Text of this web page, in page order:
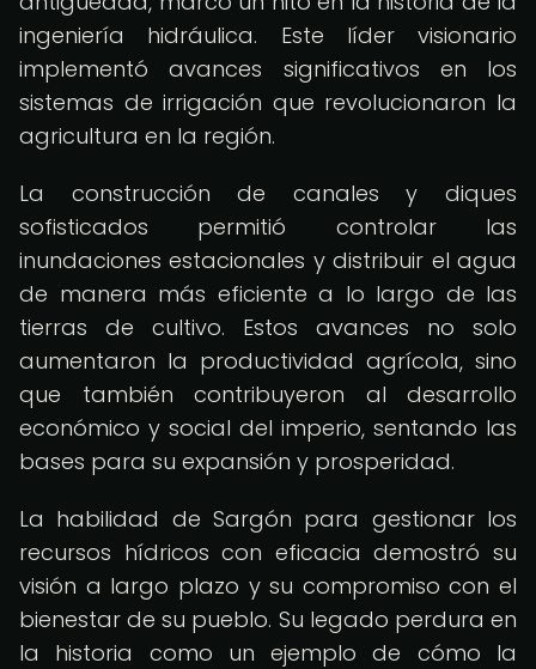
ingeniería hidráulica. Este líder visionario
implementó avances significativos en los
sistemas de irrigación que revolucionaron la
agricultura en la región.
La construcción de canales y diques
sofisticados permitió controlar las
inundaciones estacionales y distribuir el agua
de manera más eficiente a lo largo de las
tierras de cultivo. Estos avances no solo
aumentaron la productividad agrícola, sino
que también contribuyeron al desarrollo
económico y social del imperio, sentando las
bases para su expansión y prosperidad.
La habilidad de Sargón para gestionar los
recursos hídricos con eficacia demostró su
visión a largo plazo y su compromiso con el
bienestar de su pueblo. Su legado perdura en
la historia como un ejemplo de cómo la